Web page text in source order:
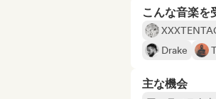
こんな音楽
Drake
主な機会